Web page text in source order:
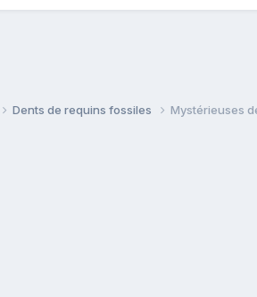
Dents de requins fossiles Mystérieuses